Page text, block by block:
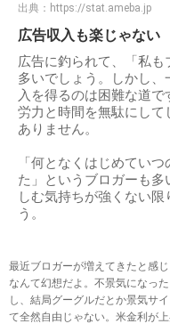
出典： https://stat.ameba.jp
広告収入も楽じゃない
広告に釣られて、「私
多いでしょう。しかし
入を得るのは困難な道で
労力と時間を無駄にし
ありません。
「何となくはじめてい
た」というブロガーも
しむ気持ちが強くない
う。
最近ブロガーが増えてきたと感
なんて幻想だよ。不景気になっ
し、結局グーグルだとか景気サ
て全然自由じゃない。米金利が